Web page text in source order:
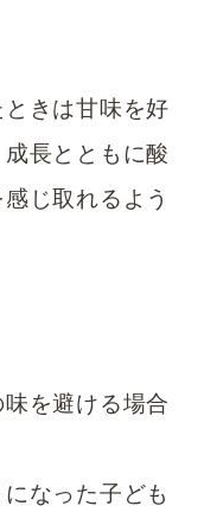
きは甘味を好
長とともに酸
じ取れるよう
を避ける場合
なった子ども